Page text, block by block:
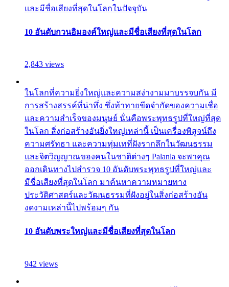
และมีชื่อเสียงที่สุดในโลกในปัจจุบัน
10 อันดับกวนอิมองค์ใหญ่และมีชื่อเสียงที่สุดในโลก
2,843 views
ในโลกที่ความยิ่งใหญ่และความสง่างามมาบรรจบกัน มี
การสร้างสรรค์ที่น่าทึ่ง ซึ่งท้าทายขีดจำกัดของความเชื่อ
และความสำเร็จของมนุษย์ นั่นคือพระพุทธรูปที่ใหญ่ที่สุด
ในโลก สิ่งก่อสร้างอันยิ่งใหญ่เหล่านี้ เป็นเครื่องพิสูจน์ถึง
ความศรัทธา และความทุ่มเทที่ฝังรากลึกในวัฒนธรรม
และจิตวิญญาณของคนในชาติต่างๆ Palanla จะพาคุณ
ออกเดินทางไปสำรวจ 10 อันดับพระพุทธรูปที่ใหญ่และ
มีชื่อเสียงที่สุดในโลก มาค้นหาความหมายทาง
ประวัติศาสตร์และวัฒนธรรมที่ฝังอยู่ในสิ่งก่อสร้างอัน
งดงามเหล่านี้ไปพร้อมๆ กัน
10 อันดับพระใหญ่และมีชื่อเสียงที่สุดในโลก
942 views